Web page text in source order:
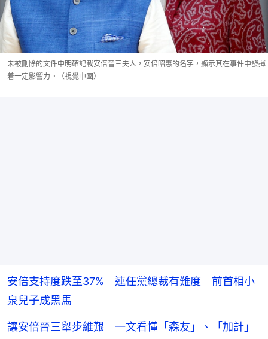
未被刪除的文件中明確記載安倍晉三夫人，安倍昭惠的名字，顯示其在事件中發揮
着一定影響力。（視覺中國）
安倍支持度跌至37% 連任黨總裁有難度 前首相小
泉兒子成黑馬
讓安倍晉三舉步維艱 一文看懂「森友」、「加計」